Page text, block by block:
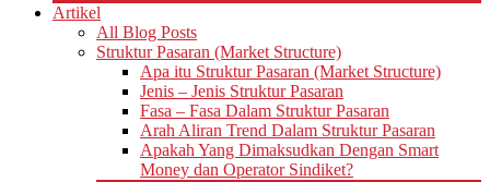
Artikel
All Blog Posts
Struktur Pasaran (Market Structure)
Apa itu Struktur Pasaran (Market Structure)
Jenis – Jenis Struktur Pasaran
Fasa – Fasa Dalam Struktur Pasaran
Arah Aliran Trend Dalam Struktur Pasaran
Apakah Yang Dimaksudkan Dengan Smart
Money dan Operator Sindiket?